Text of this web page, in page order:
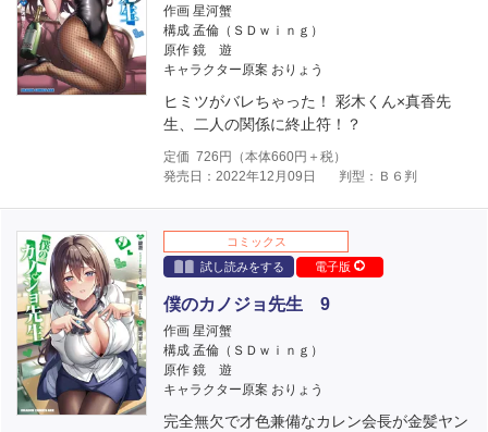
作画 星河蟹
構成 孟倫（ＳＤｗｉｎｇ）
原作 鏡 遊
キャラクター原案 おりょう
ヒミツがバレちゃった！ 彩木くん×真香先
生、二人の関係に終止符！？
定価 726 円（本体660円＋税）
発売日：2022年12月09日
判型：Ｂ６判
コミックス
試し読みをする
電子版
僕のカノジョ先生 9
作画 星河蟹
構成 孟倫（ＳＤｗｉｎｇ）
原作 鏡 遊
キャラクター原案 おりょう
完全無欠で才色兼備なカレン会長が金髪ヤン